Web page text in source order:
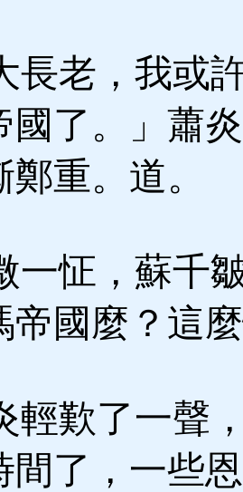
老，我或
國了。」蕭
重。道。
怔，蘇千
帝國麼？這
歎了一聲
間了，一些